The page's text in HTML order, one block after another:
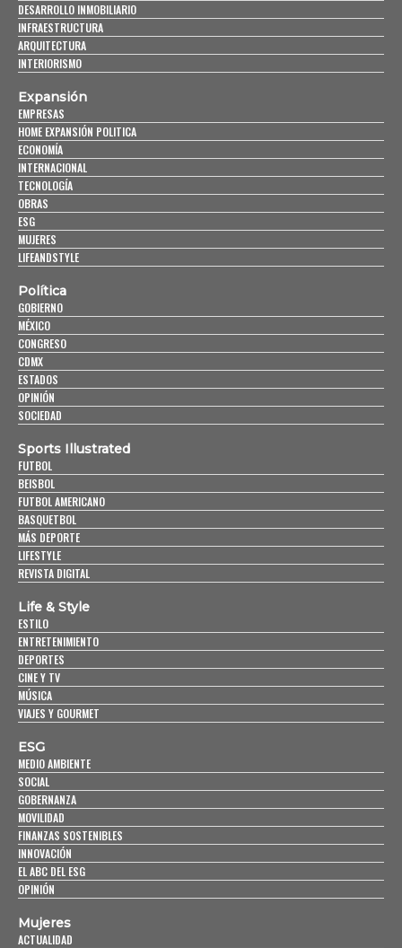
DESARROLLO INMOBILIARIO
INFRAESTRUCTURA
ARQUITECTURA
INTERIORISMO
Expansión
EMPRESAS
HOME EXPANSIÓN POLITICA
ECONOMÍA
INTERNACIONAL
TECNOLOGÍA
OBRAS
ESG
MUJERES
LIFEANDSTYLE
Política
GOBIERNO
MÉXICO
CONGRESO
CDMX
ESTADOS
OPINIÓN
SOCIEDAD
Sports Illustrated
FUTBOL
BEISBOL
FUTBOL AMERICANO
BASQUETBOL
MÁS DEPORTE
LIFESTYLE
REVISTA DIGITAL
Life & Style
ESTILO
ENTRETENIMIENTO
DEPORTES
CINE Y TV
MÚSICA
VIAJES Y GOURMET
ESG
MEDIO AMBIENTE
SOCIAL
GOBERNANZA
MOVILIDAD
FINANZAS SOSTENIBLES
INNOVACIÓN
EL ABC DEL ESG
OPINIÓN
Mujeres
ACTUALIDAD